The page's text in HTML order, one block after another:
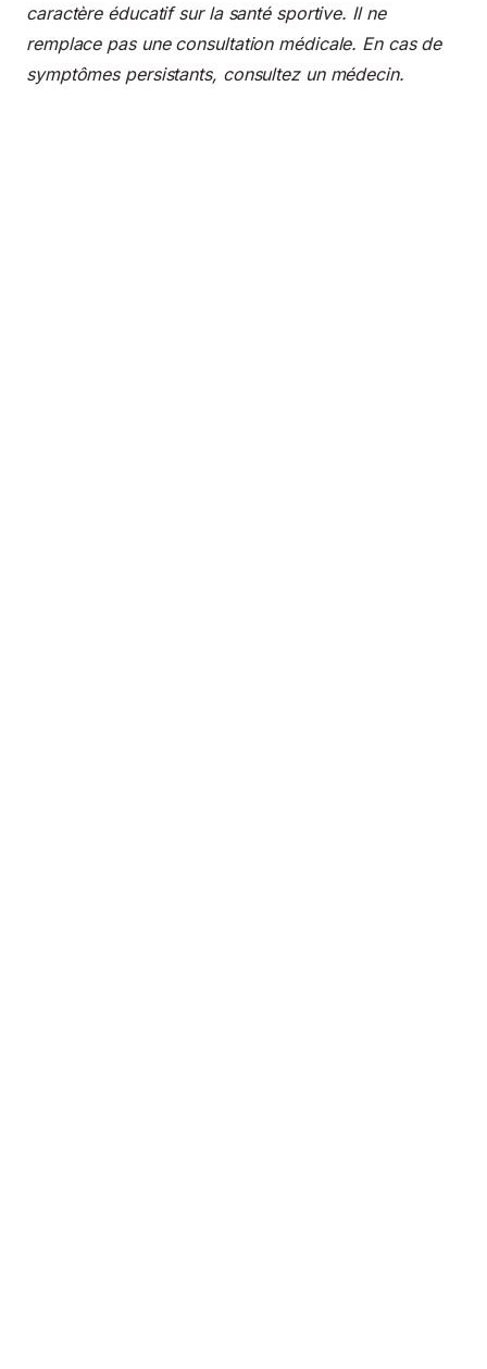
caractère éducatif sur la santé sportive. Il ne
remplace pas une consultation médicale. En cas de
symptômes persistants, consultez un médecin.